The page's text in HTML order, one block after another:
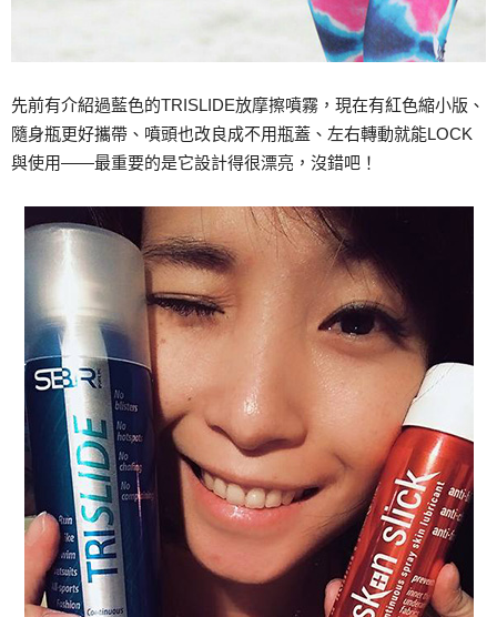
先前有介紹過藍色的TRISLIDE放摩擦噴霧，現在有紅色縮小版、
隨身瓶更好攜帶、噴頭也改良成不用瓶蓋、左右轉動就能LOCK
與使用——最重要的是它設計得很漂亮，沒錯吧！